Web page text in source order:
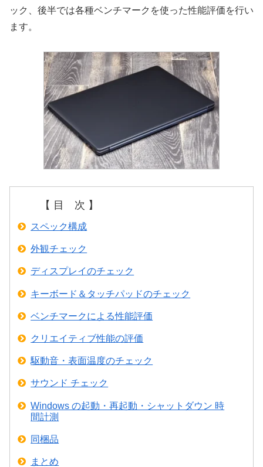
ック、後半では各種ベンチマークを使った性能評価を行い
ます。
【 目 次 】
スペック構成
外観チェック
ディスプレイのチェック
キーボード＆タッチパッドのチェック
ベンチマークによる性能評価
クリエイティブ性能の評価
駆動音・表面温度のチェック
サウンド チェック
Windows の起動・再起動・シャットダウン 時
間計測
同梱品
まとめ